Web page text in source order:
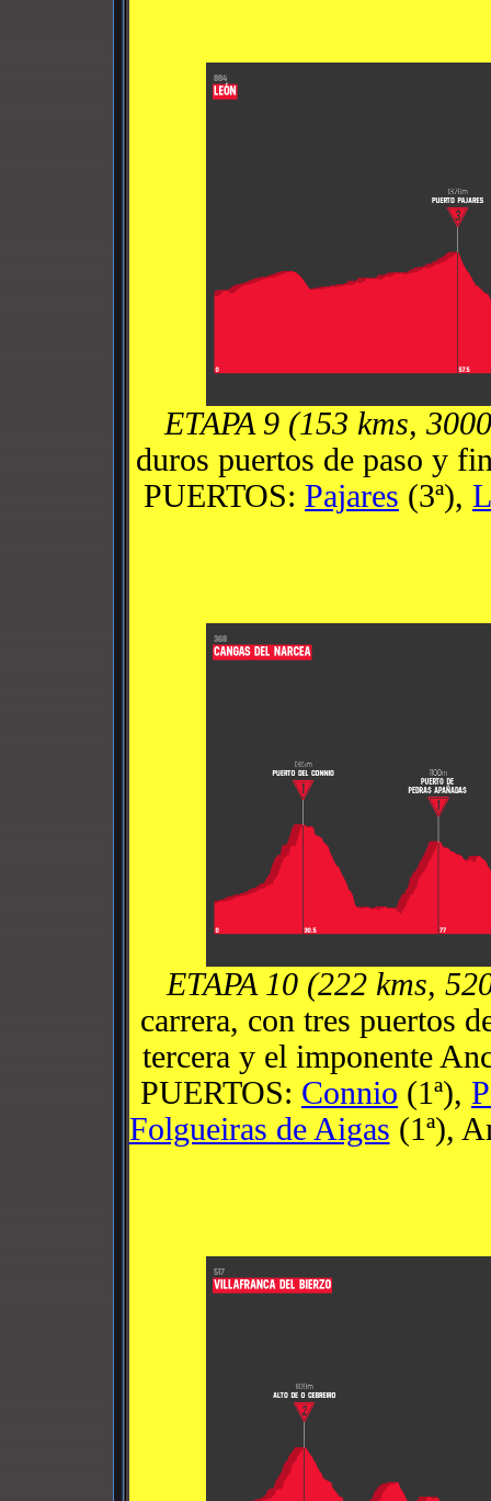
ETAPA 9 (153 kms,
duros puertos de paso y
PUERTOS: Pajares (3ª),
ETAPA 10 (222 kms,
carrera, con tres puertos
tercera y el imponente
PUERTOS: Connio (1ª),
Folgueiras de Aigas (1ª),